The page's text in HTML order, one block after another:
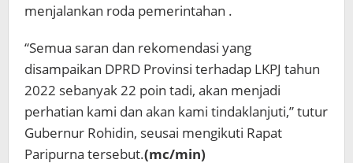
menjalankan roda pemerintahan .
“Semua saran dan rekomendasi yang
disampaikan DPRD Provinsi terhadap LKPJ tahun
2022 sebanyak 22 poin tadi, akan menjadi
perhatian kami dan akan kami tindaklanjuti,” tutur
Gubernur Rohidin, seusai mengikuti Rapat
Paripurna tersebut.(mc/min)